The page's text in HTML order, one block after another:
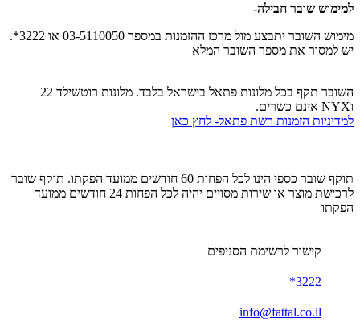
למימוש שובר חבילה-
מימוש השובר יתבצע מול מרכז ההזמנות
במספר 03-5110050 או 3222*.
יש למסור את מספר השובר המלא
השובר תקף בכל מלונות פתאל בישראל בלבד. מלונות רוטשילד 22
וNYX אינם כשרים.
למדיניות הזמנות רשת פתאל- לחץ כאן
תוקף שובר כספי הינו לכל הפחות 60 חודשים ממועד הפקתו. תוקף שובר
לרכישת מוצר או שירות מסויים יהיה לכל הפחות 24 חודשים ממועד
הפקתו
קישור לרשימת הסניפים
3222*
info@fattal.co.il